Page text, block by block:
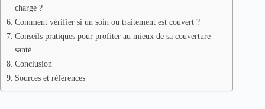
charge ?
Comment vérifier si un soin ou traitement est couvert ?
Conseils pratiques pour profiter au mieux de sa couverture
santé
Conclusion
Sources et références